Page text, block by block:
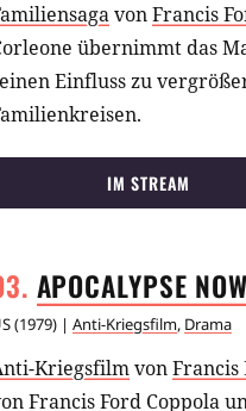
vonFrancis
übernimmt das
Einfluss zu
IM STREAM
APOCALYPSE NOW
(1979) | Anti-Kriegsfilm, Drama
KriegsfilmvonFrancis
Francis Ford Coppola